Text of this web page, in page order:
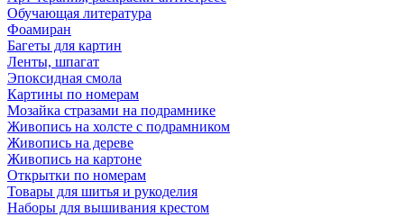
Обучающая литература
Фоамиран
Багеты для картин
Ленты, шпагат
Эпоксидная смола
Картины по номерам
Мозайка стразами на подрамнике
Живопись на холсте с подрамником
Живопись на дереве
Живопись на картоне
Открытки по номерам
Товары для шитья и рукоделия
Наборы для вышивания крестом